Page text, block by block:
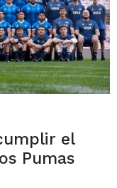
el
Pumas